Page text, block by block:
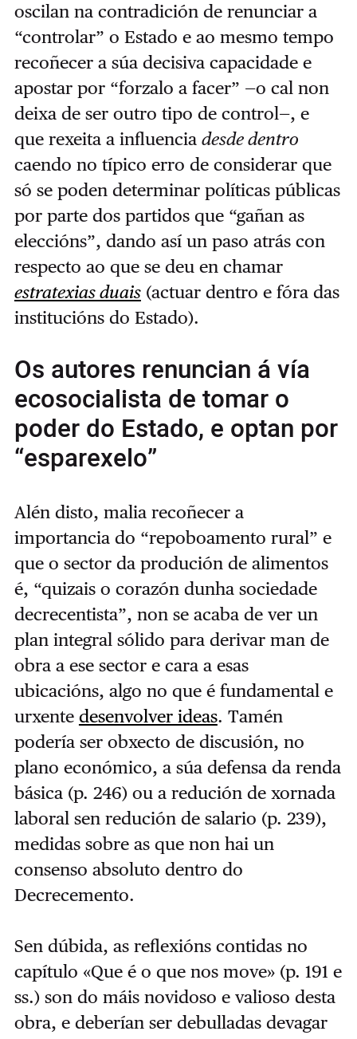
oscilan na contradición de renunciar a
“controlar” o Estado e ao mesmo tempo
recoñecer a súa decisiva capacidade e
apostar por “forzalo a facer” —o cal non
deixa de ser outro tipo de control—, e
que rexeita a influencia desde dentro
caendo no típico erro de considerar que
só se poden determinar políticas públicas
por parte dos partidos que “gañan as
eleccións”, dando así un paso atrás con
respecto ao que se deu en chamar
estratexias duais(actuar dentro e fóra das
institucións do Estado).
Os autores renuncian á vía
ecosocialista de tomar o
poder do Estado, e optan por
“esparexelo”
Alén disto, malia recoñecer a
importancia do “repoboamento rural” e
que o sector da produción de alimentos
é, “quizais o corazón dunha sociedade
decrecentista”, non se acaba de ver un
plan integral sólido para derivar man de
obra a ese sector e cara a esas
ubicacións, algo no que é fundamental e
urxente desenvolver ideas. Tamén
podería ser obxecto de discusión, no
plano económico, a súa defensa da renda
básica (p. 246) ou a redución de xornada
laboral sen redución de salario (p. 239),
medidas sobre as que non hai un
consenso absoluto dentro do
Decrecemento.
Sen dúbida, as reflexións contidas no
capítulo «Que é o que nos move» (p. 191 e
ss.) son do máis novidoso e valioso desta
obra, e deberían ser debulladas devagar